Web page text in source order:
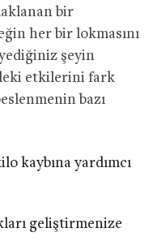
bir
her bir lokmasını
şeyin
etkilerini fark
bazı
kaybına yardımcı
geliştirmenize